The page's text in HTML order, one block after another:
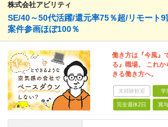
株式会社アビリティ
SE/40～50代活躍/還元率75％超/リモート
案件参画ほぼ100％
働き方は『今風』
る』職場。 これ
きる働き方へ。
未経験歓迎 学
完全週休2日 賞